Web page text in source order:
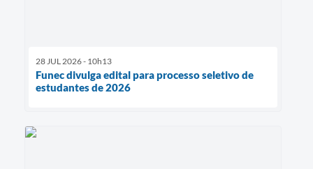
28 JUL 2026 - 10h13
Funec divulga edital para processo seletivo de
estudantes de 2026